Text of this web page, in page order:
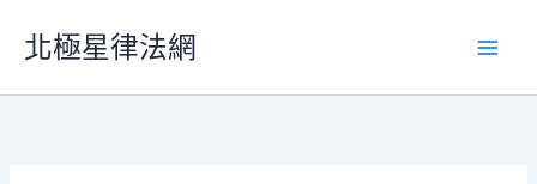
要
北極星律法網